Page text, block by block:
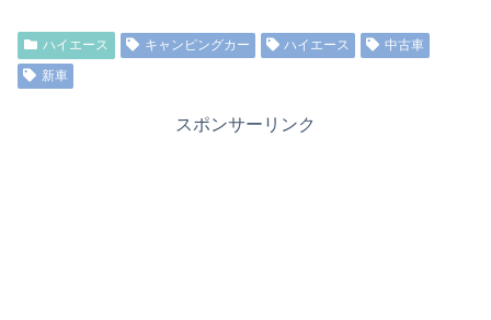
ハイエース キャンピングカー ハイエース
中古車
新車
スポンサーリンク